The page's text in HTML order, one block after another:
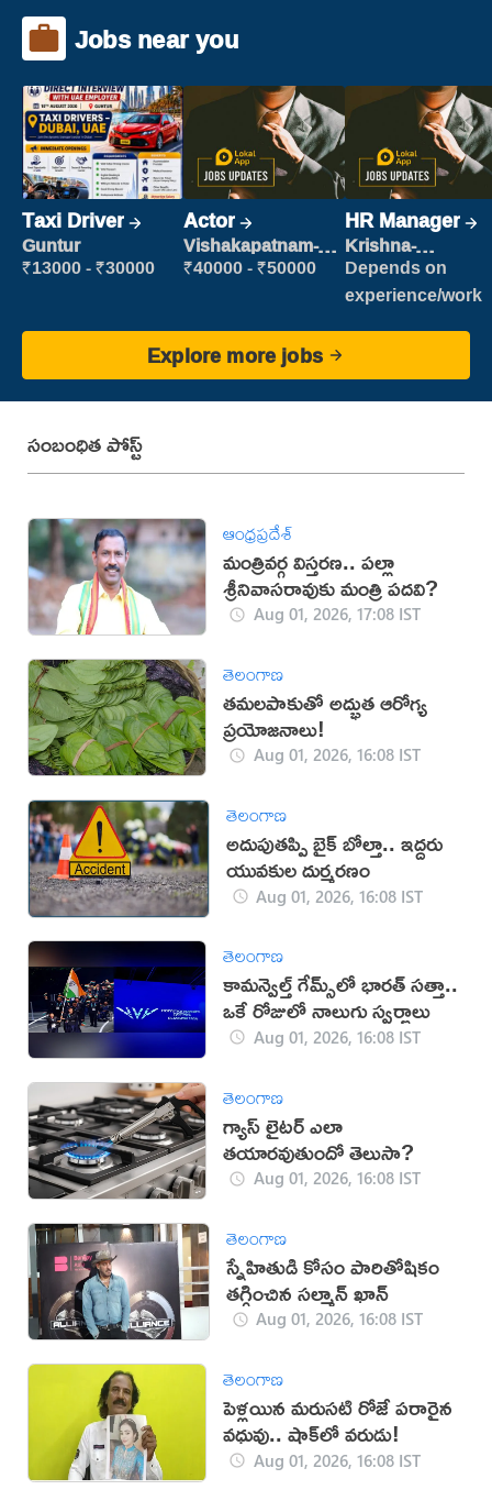
Jobs near you
Taxi Driver
Guntur
₹13000 - ₹30000
Actor
Vishakapatnam-
new
₹40000 - ₹50000
HR Manager
Krishna-
vijayawada
Depends on
experience/work
Explore more jobs
సంబంధిత పోస్ట్
ఆంధ్రప్రదేశ్
మంత్రివర్గ విస్తరణ.. పల్లా
శ్రీనివాసరావుకు మంత్రి పదవి?
Aug 01, 2026, 17:08 IST
తెలంగాణ
తమలపాకుతో అద్భుత ఆరోగ్య
ప్రయోజనాలు!
Aug 01, 2026, 16:08 IST
తెలంగాణ
అదుపుతప్పి బైక్ బోల్తా.. ఇద్దరు
యువకుల దుర్మరణం
Aug 01, 2026, 16:08 IST
తెలంగాణ
కామన్వెల్త్ గేమ్స్‌లో భారత్‌ సత్తా..
ఒకే రోజులో నాలుగు స్వర్ణాలు
Aug 01, 2026, 16:08 IST
తెలంగాణ
గ్యాస్ లైటర్ ఎలా
తయారవుతుందో తెలుసా?
Aug 01, 2026, 16:08 IST
తెలంగాణ
స్నేహితుడి కోసం పారితోషికం
తగ్గించిన సల్మాన్ ఖాన్
Aug 01, 2026, 16:08 IST
తెలంగాణ
పెళ్లయిన మరుసటి రోజే పరారైన
వధువు.. షాక్‌లో వరుడు!
Aug 01, 2026, 16:08 IST